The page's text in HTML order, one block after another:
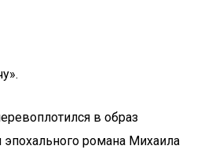
в образ
романа Михаила